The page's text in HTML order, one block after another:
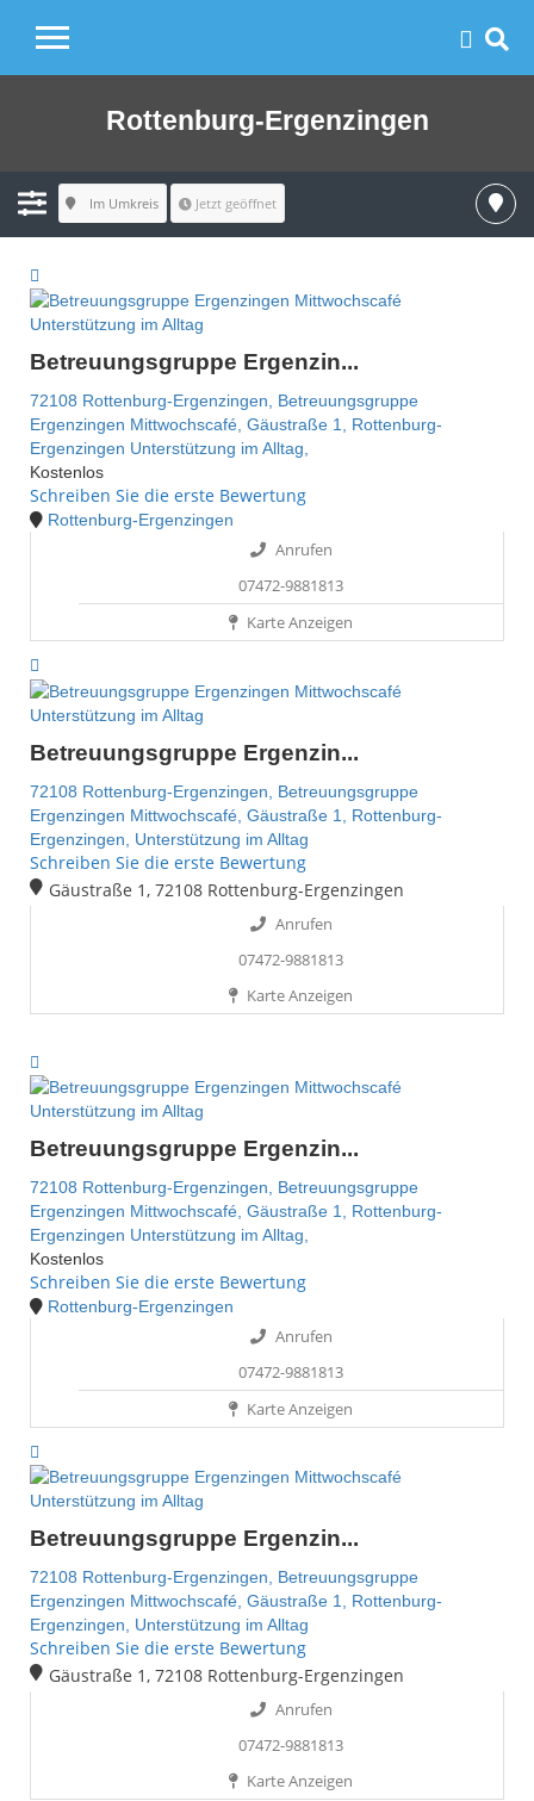
Rottenburg-Ergenzingen
Im Umkreis Jetzt geöffnet
Unterstützung im Alltag
Betreuungsgruppe Ergenzin...
72108 Rottenburg-Ergenzingen, Betreuungsgruppe
Ergenzingen Mittwochscafé, Gäustraße 1, Rottenburg-
Ergenzingen Unterstützung im Alltag,
Kostenlos
Schreiben Sie die erste Bewertung
Rottenburg-Ergenzingen
Anrufen
07472-9881813
Karte Anzeigen
Unterstützung im Alltag
Betreuungsgruppe Ergenzin...
72108 Rottenburg-Ergenzingen, Betreuungsgruppe
Ergenzingen Mittwochscafé, Gäustraße 1, Rottenburg-
Ergenzingen, Unterstützung im Alltag
Schreiben Sie die erste Bewertung
Gäustraße 1, 72108 Rottenburg-Ergenzingen
Anrufen
07472-9881813
Karte Anzeigen
Unterstützung im Alltag
Betreuungsgruppe Ergenzin...
72108 Rottenburg-Ergenzingen, Betreuungsgruppe
Ergenzingen Mittwochscafé, Gäustraße 1, Rottenburg-
Ergenzingen Unterstützung im Alltag,
Kostenlos
Schreiben Sie die erste Bewertung
Rottenburg-Ergenzingen
Anrufen
07472-9881813
Karte Anzeigen
Unterstützung im Alltag
Betreuungsgruppe Ergenzin...
72108 Rottenburg-Ergenzingen, Betreuungsgruppe
Ergenzingen Mittwochscafé, Gäustraße 1, Rottenburg-
Ergenzingen, Unterstützung im Alltag
Schreiben Sie die erste Bewertung
Gäustraße 1, 72108 Rottenburg-Ergenzingen
Anrufen
07472-9881813
Karte Anzeigen